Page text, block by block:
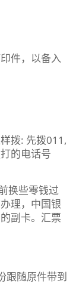
件，以备入
拨: 先拨011,
的电话号
换些零钱过
理，中国银
副卡。汇票
跟随原件带到